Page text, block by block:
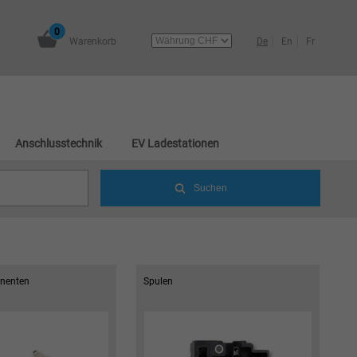
De En Fr
0
Warenkorb
Anschlusstechnik EV Ladestationen
Spulen